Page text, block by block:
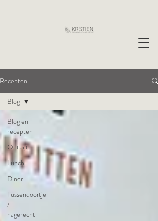
Recepten
Blog en
recepten
Ontbijt
Lunch
Diner
Tussendoortje
/
nagerecht
Blog